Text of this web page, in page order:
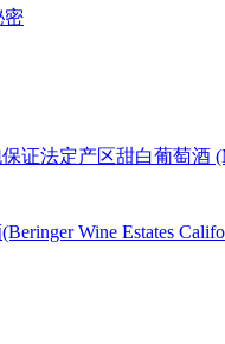
密
法定产区甜白葡萄酒
Wine Estates